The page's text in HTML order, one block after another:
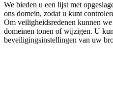
We bieden u een lijst met
ons domein, zodat u kunt
Om veiligheidsredenen kunnen
domeinen tonen of wijzigen. U
beveiligingsinstellingen van uw